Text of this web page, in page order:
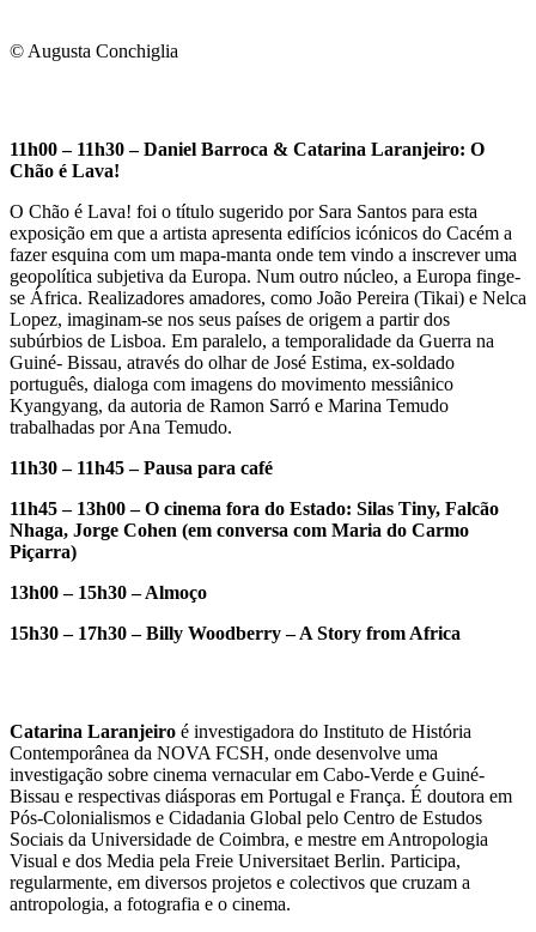
© Augusta Conchiglia
11h00 – 11h30 – Daniel Barroca & Catarina Laranjeiro: O
Chão é Lava!
O Chão é Lava! foi o título sugerido por Sara Santos para esta
exposição em que a artista apresenta edifícios icónicos do Cacém a
fazer esquina com um mapa-manta onde tem vindo a inscrever uma
geopolítica subjetiva da Europa. Num outro núcleo, a Europa finge-
se África. Realizadores amadores, como João Pereira (Tikai) e Nelca
Lopez, imaginam-se nos seus países de origem a partir dos
subúrbios de Lisboa. Em paralelo, a temporalidade da Guerra na
Guiné- Bissau, através do olhar de José Estima, ex-soldado
português, dialoga com imagens do movimento messiânico
Kyangyang, da autoria de Ramon Sarró e Marina Temudo
trabalhadas por Ana Temudo.
11h30 – 11h45 – Pausa para café
11h45 – 13h00 – O cinema fora do Estado: Silas Tiny, Falcão
Nhaga, Jorge Cohen (em conversa com Maria do Carmo
Piçarra)
13h00 – 15h30 – Almoço
15h30 – 17h30 – Billy Woodberry – A Story from Africa
Catarina Laranjeiro é investigadora do Instituto de História
Contemporânea da NOVA FCSH, onde desenvolve uma
investigação sobre cinema vernacular em Cabo-Verde e Guiné-
Bissau e respectivas diásporas em Portugal e França. É doutora em
Pós-Colonialismos e Cidadania Global pelo Centro de Estudos
Sociais da Universidade de Coimbra, e mestre em Antropologia
Visual e dos Media pela Freie Universitaet Berlin. Participa,
regularmente, em diversos projetos e colectivos que cruzam a
antropologia, a fotografia e o cinema.